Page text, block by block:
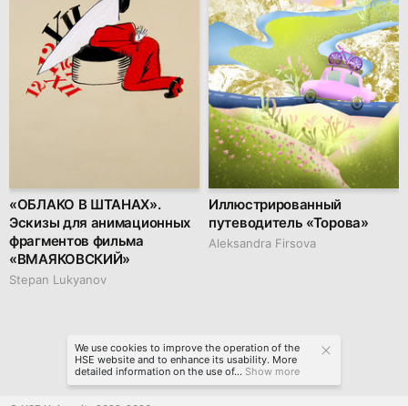
«ОБЛАКО В ШТАНАХ».
Эскизы для анимационных
фрагментов фильма
«ВМАЯКОВСКИЙ»
Stepan Lukyanov
Иллюстрированный
путеводитель «Торова»
Aleksandra Firsova
We use cookies to improve the operation of the
HSE website and to enhance its usability. More
detailed information on the use of... Show more